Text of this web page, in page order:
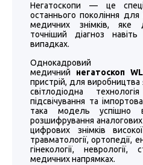
Негатоскопи — це
останнього покоління для
медичних знімків, яке
точніший діагноз
випадках.
Однокадровий
медичний негатоскоп
пристрій, для виробництва
світлодіодна
підсвічування та
така модель успішно
розшифрування аналогових
цифрових знімків
травматології, ортопедії,
гінекології,
медичних напрямках.